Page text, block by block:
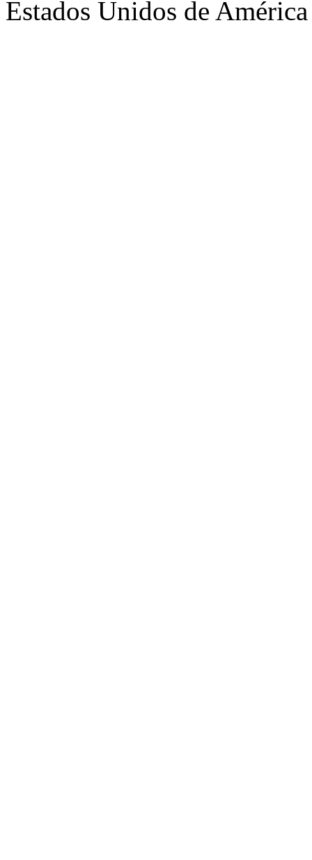
Estados Unidos de América